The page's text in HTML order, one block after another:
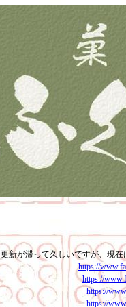
更新が滞って久しいですが、現在
https://
https://
https://
https://